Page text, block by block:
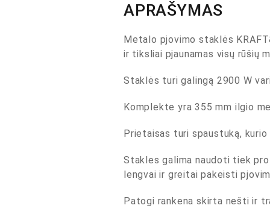
APRAŠYMAS
Metalo pjovimo staklės
ir tiksliai pjaunamas visų rūšių
Staklės turi galingą 2900 W
Komplekte yra 355 mm ilgio
Prietaisas turi spaustuką,
Stakles galima naudoti tiek
lengvai ir greitai pakeisti
Patogi rankena skirta nešti ir